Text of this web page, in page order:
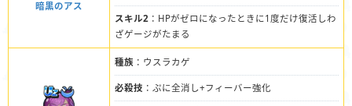
暗黒のアス
スキル2 ：HPがゼロになったときに1度だけ復活しわ
ざゲージがたまる
種族 ：ウスラカゲ
必殺技 ：ぷに全消し+フィーバー強化